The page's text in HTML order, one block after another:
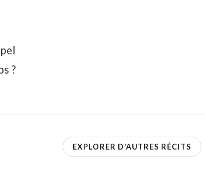
?
EXPLORER D'AUTRES RÉCITS